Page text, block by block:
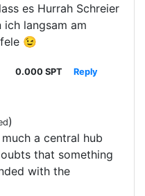
es Hurrah Schreier
langsam am
😉
0.000 SPT Reply
)
a central hub
that something
with the